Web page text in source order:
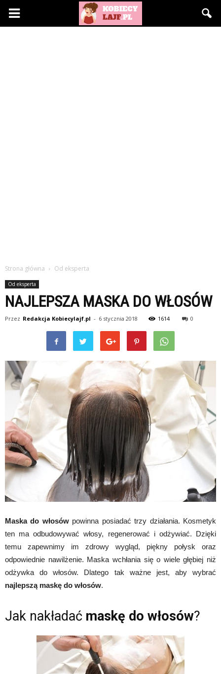
KobiecyLajf.pl
Strona główna Od eksperta
Od eksperta
NAJLEPSZA MASKA DO WŁOSÓW
Przez Redakcja Kobiecylajf.pl - 6 stycznia 2018 1614 0
Maska do włosówpowinna posiadać trzy działania. Kosmetyk
ten ma odbudowywać włosy, regenerować i odżywiać. Dzięki
temu zapewnimy im zdrowy wygląd, piękny połysk oraz
odpowiednie nawilżenie. Maska wchłania się o wiele głębiej niż
odżywka do włosów. Dlatego tak ważne jest, aby wybrać
najlepszą maskę do włosów.
Jak nakładać maskę do włosów?